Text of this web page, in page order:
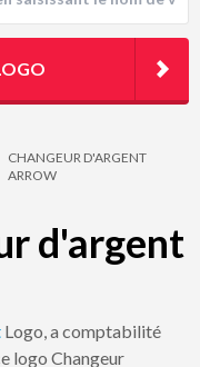
CHANGEUR D'ARGENT
ARROW
d'argent
Logo, a comptabilité
logo Changeur